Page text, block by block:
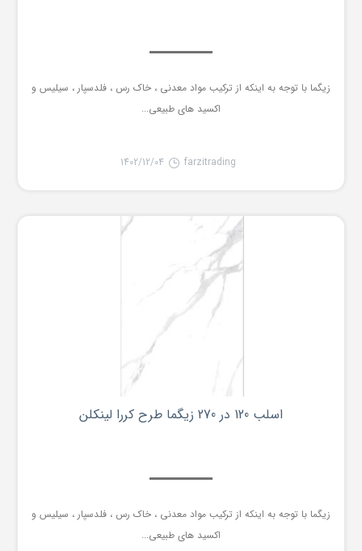
زیگما با توجه به اینکه از ترکیب مواد معدنی ، خاک رس ، فلدسپار ، سیلیس و
اکسید های طبیعی...
farzitrading
1402/12/04
اسلب 120 در 270 زیگما طرح کررا لینکلن
زیگما با توجه به اینکه از ترکیب مواد معدنی ، خاک رس ، فلدسپار ، سیلیس و
اکسید های طبیعی...